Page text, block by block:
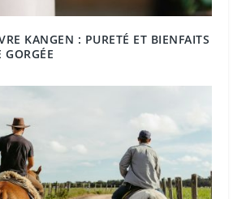
KANGEN : PURETÉ ET BIENFAITS